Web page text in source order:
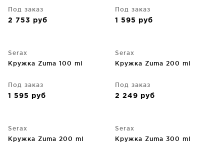
Под заказ
2 753 руб
Под заказ
1 595 руб
Serax
Кружка Zuma 100 ml
Под заказ
1 595 руб
Serax
Кружка Zuma 200 ml
Под заказ
2 249 руб
Serax
Кружка Zuma 200 ml
Serax
Кружка Zuma 300 ml